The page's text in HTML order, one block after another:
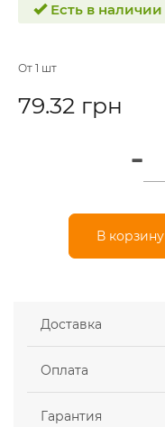
Есть в наличии
От 1 шт
79.32 грн
В корзину
Доставка
Оплата
Гарантия